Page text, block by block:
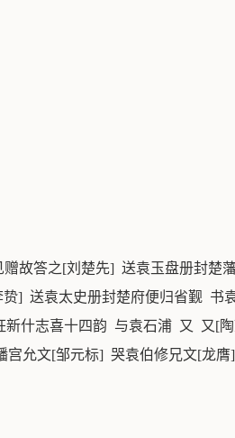
故答之[刘楚先] 送袁玉盘册封楚
] 送袁太史册封楚府便归省觐 书
什志喜十四韵 与袁石浦 又 又[
允文[邹元标] 哭袁伯修兄文[龙